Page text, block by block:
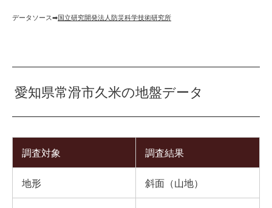
データソース➡︎国立研究開発法人防災科学技術研究所
愛知県常滑市久米の地盤データ
調査対象 調査結果
地形 斜面（山地）